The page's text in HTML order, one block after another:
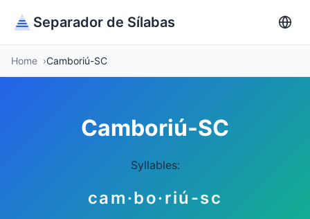
Separador de Sílabas
Home Camboriú-SC
Camboriú-SC
Syllables:
cam·bo·riú-sc